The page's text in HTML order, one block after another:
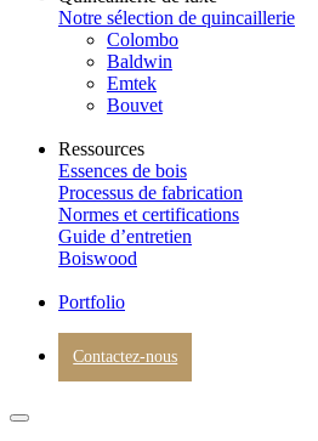
Notre sélection de quincaillerie
Colombo
Baldwin
Emtek
Bouvet
Ressources
Essences de bois
Processus de fabrication
Normes et certifications
Guide d’entretien
Boiswood
Portfolio
Contactez-nous